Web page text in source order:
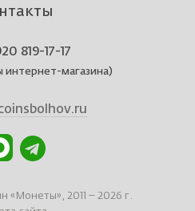
819-17-17
магазина)
«Монеты», 2011 – 2026 г.